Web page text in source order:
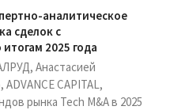
аналитическое
сделок с
2025 года
Анастасией
CAPITAL,
рынка Tech M&A в 2025